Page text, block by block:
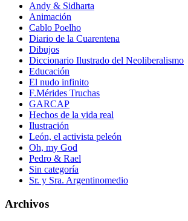
Andy & Sidharta
Animación
Cablo Poelho
Diario de la Cuarentena
Dibujos
Diccionario Ilustrado del Neoliberalismo
Educación
El nudo infinito
F.Mérides Truchas
GARCAP
Hechos de la vida real
Ilustración
León, el activista peleón
Oh, my God
Pedro & Rael
Sin categoría
Sr. y Sra. Argentinomedio
Archivos